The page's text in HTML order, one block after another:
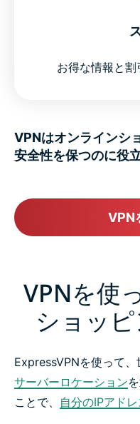
お得な情報と割
VPNはオンラインシ
安全性を保つのに役
VPN
VPNを使
ショッ
ExpressVPNを使って
サーバーロケーション
ことで、 自分のIPアド